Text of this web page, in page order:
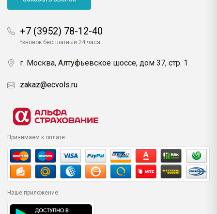
+7 (3952) 78-12-40
*звонок бесплатный 24 часа
г. Москва, Алтуфьевское шоссе, дом 37, стр. 1
zakaz@ecvols.ru
Принимаем к оплате:
Наше приложение: